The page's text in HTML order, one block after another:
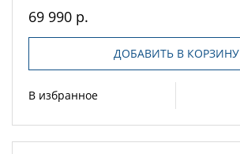
69 990 р.
ДОБАВИТЬ В КОРЗИНУ
В избранное